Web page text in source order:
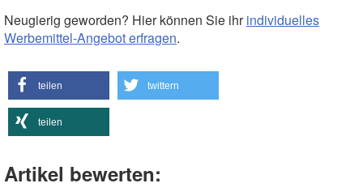
Neugierig geworden? Hier können Sie ihrindividuelles
Werbemittel-Angebot erfragen.
teilen twittern
teilen
Artikel bewerten: